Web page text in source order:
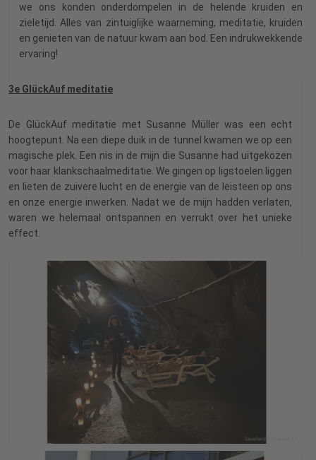
we ons konden onderdompelen in de helende kruiden en
zieletijd. Alles van zintuiglijke waarneming, meditatie, kruiden
en genieten van de natuur kwam aan bod. Een indrukwekkende
ervaring!
3e GlückAuf meditatie
De GlückAuf meditatie met Susanne Müller was een echt
hoogtepunt. Na een diepe duik in de tunnel kwamen we op een
magische plek. Een nis in de mijn die Susanne had uitgekozen
voor haar klankschaalmeditatie. We gingen op ligstoelen liggen
en lieten de zuivere lucht en de energie van de leisteen op ons
en onze energie inwerken. Nadat we de mijn hadden verlaten,
waren we helemaal ontspannen en verrukt over het unieke
effect.